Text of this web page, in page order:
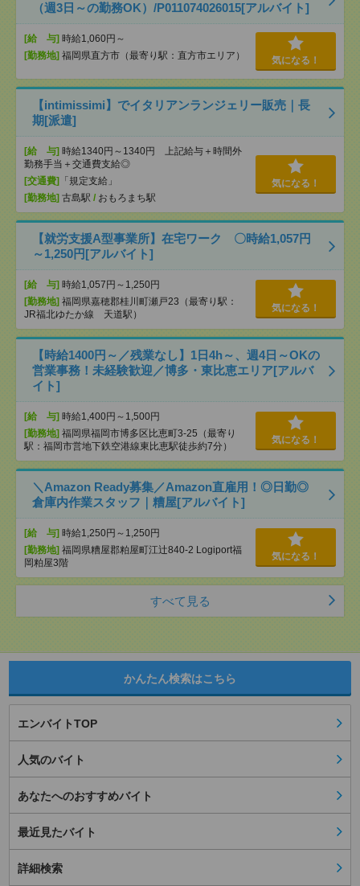
（週3日～の勤務OK）/P011074026015[アルバイト]
[給 与] 時給1,060円～
[勤務地] 福岡県直方市（最寄り駅：直方市エリア） 気になる！
【intimissimi】でイタリアンランジェリー販売｜長
期[派遣]
[給 与] 時給1340円～1340円 上記給与＋時間外
勤務手当＋交通費支給◎
[交通費]
「規定支給」
[勤務地] 古島駅 / おもろまち駅
気になる！
【就労支援A型事業所】在宅ワーク 〇時給1,057円
～1,250円[アルバイト]
[給 与] 時給1,057円～1,250円
[勤務地] 福岡県嘉穂郡桂川町瀬戸23（最寄り駅：
JR福北ゆたか線 天道駅）
気になる！
【時給1400円～／残業なし】1日4h～、週4日～OKの
営業事務！未経験歓迎／博多・東比恵エリア[アルバ
イト]
[給 与] 時給1,400円～1,500円
[勤務地] 福岡県福岡市博多区比恵町3-25（最寄り
駅：福岡市営地下鉄空港線東比恵駅徒歩約7分）
気になる！
＼Amazon Ready募集／Amazon直雇用！◎日勤◎
倉庫内作業スタッフ｜糟屋[アルバイト]
[給 与] 時給1,250円～1,250円
[勤務地] 福岡県糟屋郡粕屋町江辻840-2 Logiport福
岡粕屋3階
気になる！
すべて見る
かんたん検索はこちら
エンバイトTOP
人気のバイト
あなたへのおすすめバイト
最近見たバイト
詳細検索